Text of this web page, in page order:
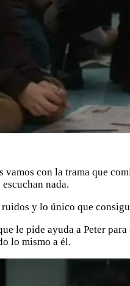
con la trama que
nada.
y lo único que
le pide ayuda a Peter
lo mismo a él.